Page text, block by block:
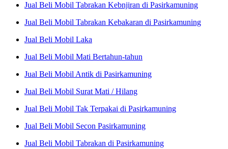
Jual Beli Mobil Tabrakan Kebnjiran di Pasirkamuning
Jual Beli Mobil Tabrakan Kebakaran di Pasirkamuning
Jual Beli Mobil Laka
Jual Beli Mobil Mati Bertahun-tahun
Jual Beli Mobil Antik di Pasirkamuning
Jual Beli Mobil Surat Mati / Hilang
Jual Beli Mobil Tak Terpakai di Pasirkamuning
Jual Beli Mobil Secon Pasirkamuning
Jual Beli Mobil Tabrakan di Pasirkamuning